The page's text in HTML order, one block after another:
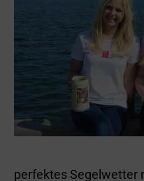
perfektes Segelwetter